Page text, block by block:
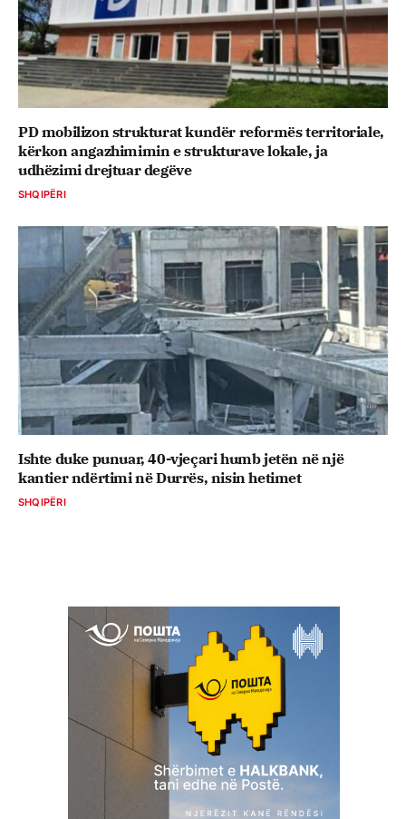
PD mobilizon strukturat kundër reformës territoriale,
kërkon angazhimimin e strukturave lokale, ja
udhëzimi drejtuar degëve
SHQIPËRI
Ishte duke punuar, 40-vjeçari humb jetën në një
kantier ndërtimi në Durrës, nisin hetimet
SHQIPËRI